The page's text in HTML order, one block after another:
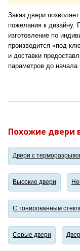
Заказ двери
пожелания к дизайну.
изготовление по
производится «под
и доставки
параметров до начала
Похожие двери
Двери с
Высокие двери
С тонированным
Серые двери